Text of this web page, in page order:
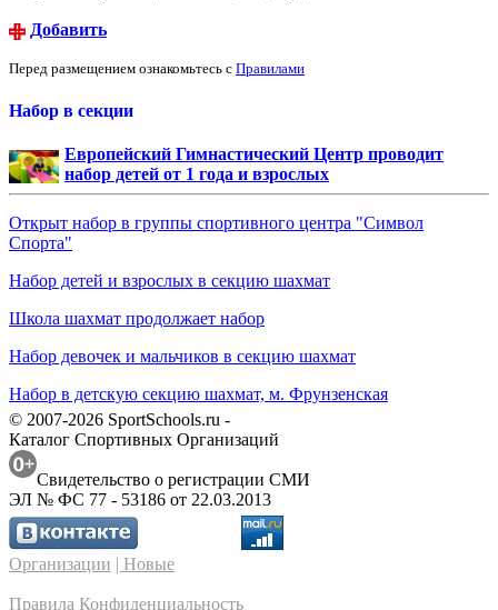
Добавить
Перед размещением ознакомьтесь с Правилами
Набор в секции
Европейский Гимнастический Центр проводит
набор детей от 1 года и взрослых
Открыт набор в группы спортивного центра "Символ
Спорта"
Набор детей и взрослых в секцию шахмат
Школа шахмат продолжает набор
Набор девочек и мальчиков в секцию шахмат
Набор в детскую секцию шахмат, м. Фрунзенская
© 2007-2026 SportSchools.ru -
Каталог Спортивных Организаций
Свидетельство о регистрации СМИ
ЭЛ № ФС 77 - 53186 от 22.03.2013
Организации | Новые
Правила Конфиденциальность